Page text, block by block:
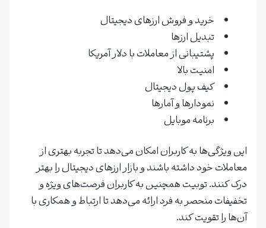
خرید و فروش ارزهای دیجیتال
تبدیل ارزها
پشتیبانی از معاملات با دلار آمریکا
امنیت بالا
کیف پول دیجیتال
نمودارها و آمارها
برنامه موبایل
این ویژگی‌ها به کاربران امکان می‌دهد تا تجربه بهتری از
معاملات خود داشته باشند و بازار ارزهای دیجیتال را بهتر
درک کنند. توبیت همچنین به کاربران فرصت‌های ویژه و
تخفیفات منحصر به فرد ارائه می‌دهد تا ارتباط و همکاری با
آن‌ها را تقویت کند.